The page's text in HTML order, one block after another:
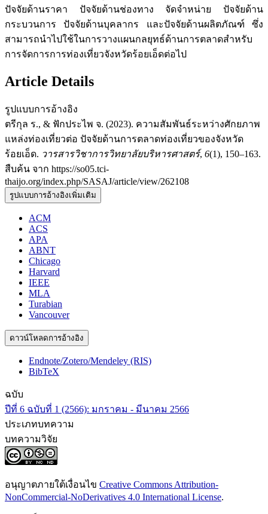
ปัจจัยด้านราคา ปัจจัยด้านช่องทาง จัดจำหน่าย ปัจจัยด้าน
กระบวนการ ปัจจัยด้านบุคลากร และปัจจัยด้านผลิตภัณฑ์ ซึ่ง
สามารถนำไปใช้ในการวางแผนกลยุทธ์ด้านการตลาดสำหรับ
การจัดการการท่องเที่ยวจังหวัดร้อยเอ็ดต่อไป
Article Details
รูปแบบการอ้างอิง
ตรีกุล ร., & ฟักประไพ จ. (2023). ความสัมพันธ์ระหว่างศักยภาพ
แหล่งท่องเที่ยวต่อ ปัจจัยด้านการตลาดท่องเที่ยวของจังหวัด
ร้อยเอ็ด. วารสารวิชาการวิทยาลัยบริหารศาสตร์, 6(1), 150–163.
สืบค้น จาก https://so05.tci-
thaijo.org/index.php/SASAJ/article/view/262108
รูปแบบการอ้างอิงเพิ่มเติม
ACM
ACS
APA
ABNT
Chicago
Harvard
IEEE
MLA
Turabian
Vancouver
ดาวน์โหลดการอ้างอิง
Endnote/Zotero/Mendeley (RIS)
BibTeX
ฉบับ
ปีที่ 6 ฉบับที่ 1 (2566): มกราคม - มีนาคม 2566
ประเภทบทความ
บทความวิจัย
อนุญาตภายใต้เงื่อนไข Creative Commons Attribution-
NonCommercial-NoDerivatives 4.0 International License.